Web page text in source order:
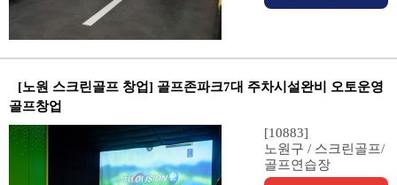
[노원 스크린골프 창업] 골프존파크7대 주차시설완비 오토운영
골프창업
[10883]
노원구 / 스크린골프/
골프연습장